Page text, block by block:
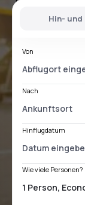
Hin-
Von
Nach
Hinflugdatum
Wie viele Personen?